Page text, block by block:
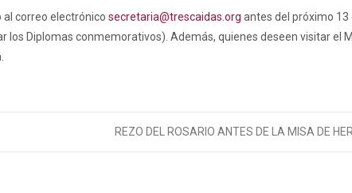
al correo electrónico secretaria@trescaidas.org antes del próximo
los Diplomas conmemorativos). Además, quienes deseen visitar el
REZO DEL ROSARIO ANTES DE LA MISA DE